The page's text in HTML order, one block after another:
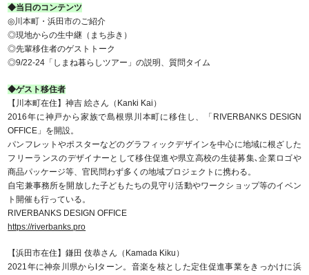
◆当日のコンテンツ
◎川本町・浜田市のご紹介
◎現地からの生中継（まち歩き）
◎先輩移住者のゲストトーク
◎9/22-24「しまね暮らしツアー」の説明、質問タイム
◆ゲスト移住者
【川本町在住】神吉 絵さん（Kanki Kai）
2016年に神戸から家族で島根県川本町に移住し、「RIVERBANKS DESIGN
OFFICE」を開設。
パンフレットやポスターなどのグラフィックデザインを中心に地域に根ざした
フリーランスのデザイナーとして移住促進や県立高校の生徒募集､企業ロゴや
商品パッケージ等、官民問わず多くの地域プロジェクトに携わる。
自宅兼事務所を開放した子どもたちの見守り活動やワークショップ等のイベン
ト開催も行っている。
RIVERBANKS DESIGN OFFICE
https://riverbanks.pro
【浜田市在住】鎌田 伎恭さん（Kamada Kiku）
2021年に神奈川県からIターン。音楽を核とした定住促進事業をきっかけに浜